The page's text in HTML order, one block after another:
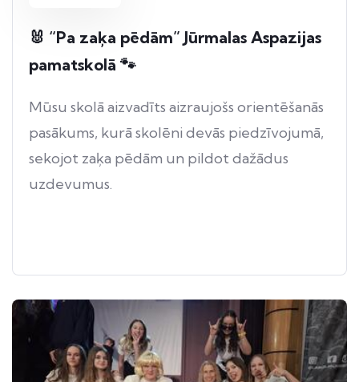
🐰 “Pa zaķa pēdām” Jūrmalas Aspazijas
pamatskolā 🐾
Mūsu skolā aizvadīts aizraujošs orientēšanās
pasākums, kurā skolēni devās piedzīvojumā,
sekojot zaķa pēdām un pildot dažādus
uzdevumus.